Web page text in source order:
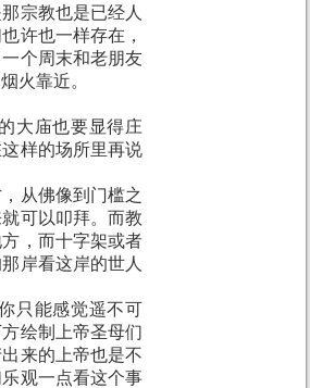
宗教也是已经人
许也一样存在，
个周末和老朋友
火靠近。
大庙也要显得庄
样的场所里再说
从佛像到门槛之
可以叩拜。而教
，而十字架或者
岸看这岸的世人
只能感觉遥不可
绘制上帝圣母们
来的上帝也是不
观一点看这个事